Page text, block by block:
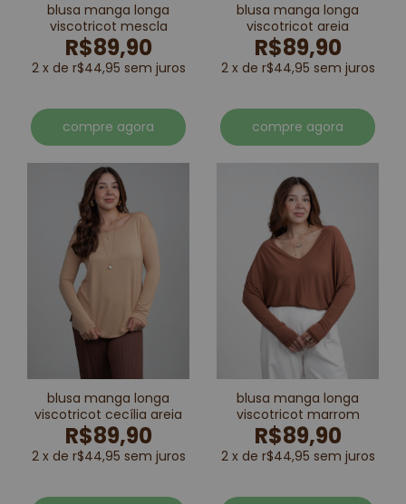
blusa manga longa
viscotricot mescla
R$89,90
2 x de r$44,95 sem juros
compre agora
blusa manga longa
viscotricot areia
R$89,90
2 x de r$44,95 sem juros
compre agora
blusa manga longa
viscotricot cecília areia
R$89,90
2 x de r$44,95 sem juros
blusa manga longa
viscotricot marrom
R$89,90
2 x de r$44,95 sem juros